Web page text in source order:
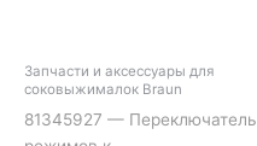
Запчасти и аксессуары для
соковыжималок Braun
81345927 — Переключатель